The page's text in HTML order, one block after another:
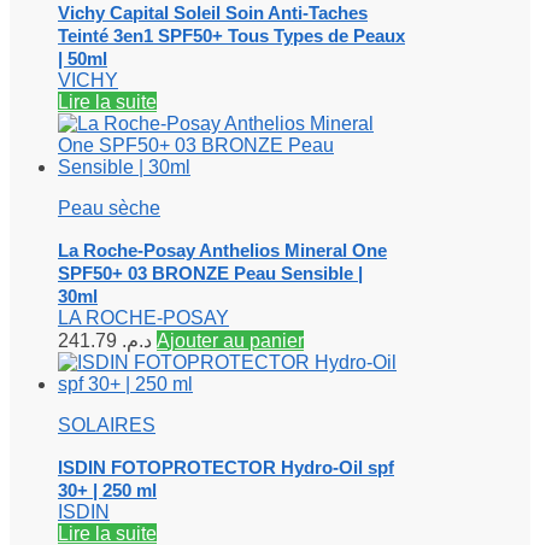
Vichy Capital Soleil Soin Anti-Taches
Teinté 3en1 SPF50+ Tous Types de Peaux
| 50ml
VICHY
Lire la suite
Peau sèche
La Roche-Posay Anthelios Mineral One
SPF50+ 03 BRONZE Peau Sensible |
30ml
LA ROCHE-POSAY
د.م. Ajouter au panier
SOLAIRES
ISDIN FOTOPROTECTOR Hydro-Oil spf
30+ | 250 ml
ISDIN
Lire la suite